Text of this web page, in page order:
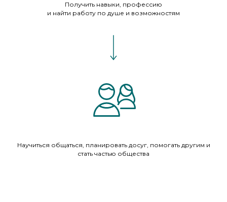
Получить навыки, профессию
и найти работу по душе и возможностям
Научиться общаться, планировать досуг, помогать другим и
стать частью общества